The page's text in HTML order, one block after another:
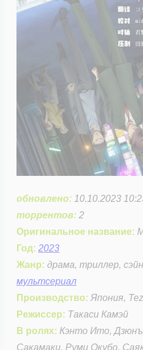
обновлено: 10.10.2023
торрентов: 2
Оригинальное название:
Год: 2023
Жанр: драма, триллер,
мультсериал
Производство: Япония,
Режиссер: Такаси Камэй
В ролях: Кэнто Ито,
Сакамаки, Руми Окубо,